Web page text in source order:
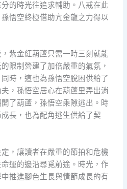
的時光往追求輔助。八戒在此
悟空終極借助亢金龍之力得以
紫金紅葫蘆只需一時三刻就能
限制營建了加倍嚴重的氣氛，
時，這也為孫悟空脫困供給了
，孫悟空居心在葫蘆里弄出消
了葫蘆，孫悟空乘隙逃出。時
長，也為配角逃生供給了契
，讓讀者在嚴重的節拍和危機
運的邊沿尋覓前途。時光，作
推進腳色生長與情節成長的有